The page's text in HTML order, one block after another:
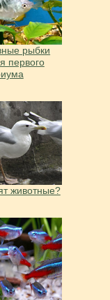
рыбки
первого
животные?